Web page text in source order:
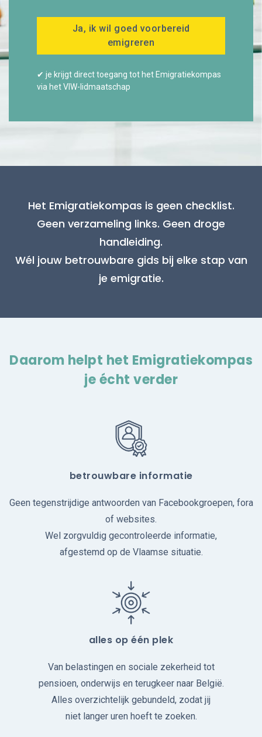
Ja, ik wil goed voorbereid
emigreren
✔ je krijgt direct toegang tot het Emigratiekompas
via het VIW-lidmaatschap
Het Emigratiekompas is geen checklist.
Geen verzameling links. Geen droge
handleiding.
Wél jouw betrouwbare gids bij elke stap van
je emigratie.
Daarom helpt het Emigratiekompas
je écht verder
betrouwbare informatie
Geen tegenstrijdige antwoorden van Facebookgroepen, fora
of websites.
Wel zorgvuldig gecontroleerde informatie,
afgestemd op de Vlaamse situatie.
alles op één plek
Van belastingen en sociale zekerheid tot
pensioen, onderwijs en terugkeer naar België.
Alles overzichtelijk gebundeld, zodat jij
niet langer uren hoeft te zoeken.